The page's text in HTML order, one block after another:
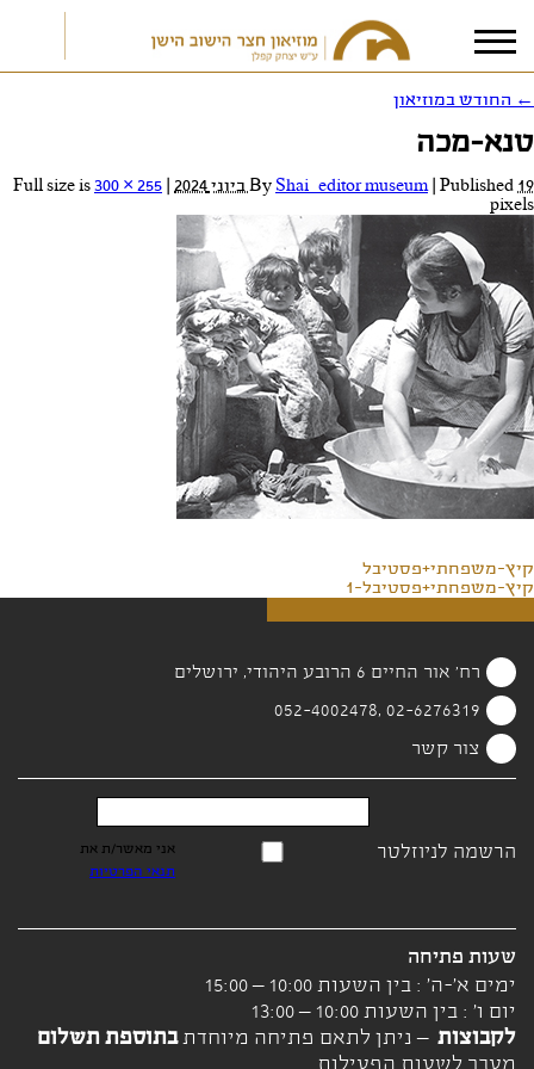
אני מאשר/ת את
← החודש במוזיאון
טנא-מכה
By Shai_editor museum Published 19 ביוני 2024
300 × 255
pixels
קיץ-משפחתי+פסטיבל
קיץ-משפחתי+פסטיבל-1
רח' אור החיים 6 הרובע היהודי, ירושלים
02-6276319 ,052-4002478
צור קשר
הרשמה לניוזלטר
אני מאשר/ת את
תנאי הפרטיות
שעות פתיחה
ימים א'-ה' : בין השעות 10:00 – 15:00
יום ו' : בין השעות 10:00 – 13:00
לקבוצות – ניתן לתאם פתיחה מיוחדתבתוספת תשלום